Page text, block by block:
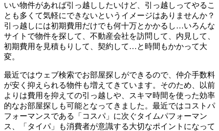
いい物件があれば引っ越ししたいけど、引っ越しってやるこ
とも多くて気軽にできないというイメージはありませんか？
引っ越しには初期費用だけでも何十万とかかるし…いろんな
サイトで物件を探して、不動産会社を訪問して、内見して、
初期費用を見積もりして、契約して…と時間もかかって大
変。
最近ではウェブ検索でお部屋探しができるので、仲介手数料
が安く抑えられる物件も増えてきています。そのため、以前
よりは費用を抑えての引っ越しや、スキマ時間を使った効率
的なお部屋探しも可能となってきました。最近ではコストパ
フォーマンスである「コスパ」に次ぐタイムパフォーマン
ス、「タイパ」も消費者が意識する大切なポイントになって